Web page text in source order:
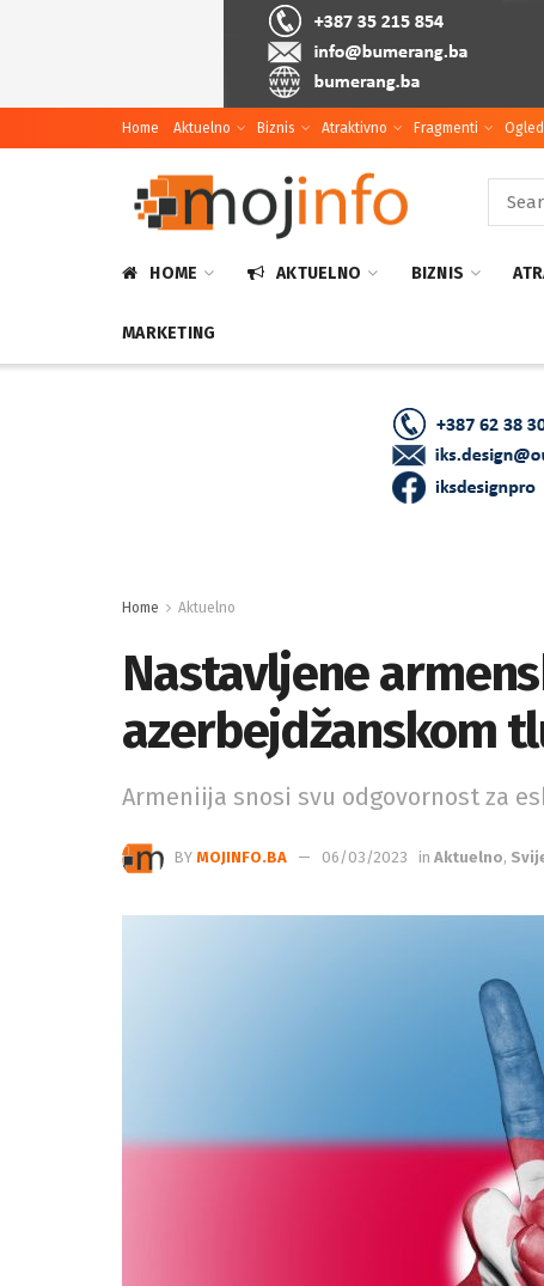
Home Aktuelno Biznis Atraktivno Fragmenti
HOME AKTUELNO BIZNIS
MARKETING
Home Aktuelno
Nastavljene
azerbejdžanskom
Armeniija snosi svu odgovornost za
BY MOJINFO.BA 06/03/2023 in Aktuelno,